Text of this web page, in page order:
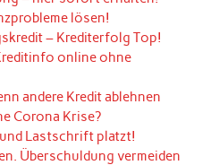
lösen!
– Krediterfolg Top!
online ohne
andere Kredit ablehnen
Corona Krise?
Lastschrift platzt!
Überschuldung vermeiden